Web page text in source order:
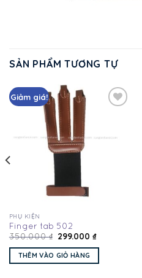
SẢN PHẨM TƯƠNG TỰ
Giảm giá!
PHỤ KIỆN
Finger tab 502
350.000₫ 299.000 ₫
THÊM VÀO GIỎ HÀNG